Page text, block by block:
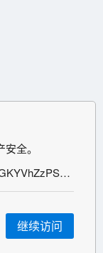
全。
http://img124.ph.126.net/0RRKLsAQmpGKYVhZzPSoFQ==/1605533267158415908.jpg
继续访问